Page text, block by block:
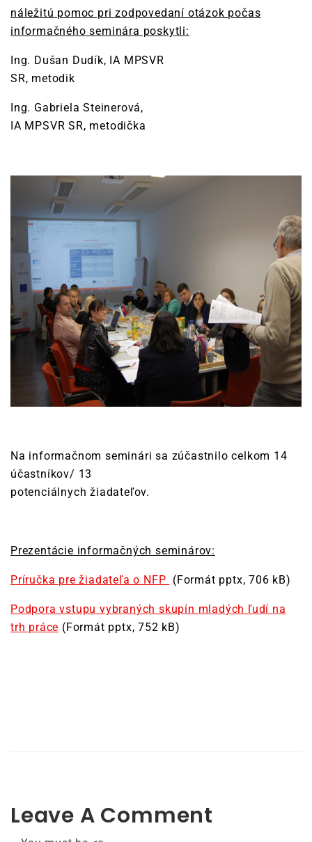
náležitú pomoc pri zodpovedaní otázok počas
informačného seminára poskytli:
Ing. Dušan Dudík, IA MPSVR
SR, metodik
Ing. Gabriela Steinerová,
IA MPSVR SR, metodička
Na informačnom seminári sa zúčastnilo celkom 14
účastníkov/ 13
potenciálnych žiadateľov.
Prezentácie informačných seminárov:
Príručka pre žiadateľa o NFP (Formát pptx, 706 kB)
Podpora vstupu vybraných skupín mladých ľudí na
trh práce (Formát pptx, 752 kB)
Leave A Comment